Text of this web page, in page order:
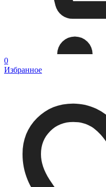
0
Избранное